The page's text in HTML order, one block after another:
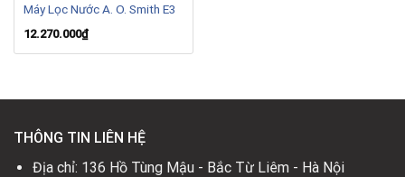
Máy Lọc Nước A. O. Smith E3
12.270.000₫
THÔNG TIN LIÊN HỆ
Địa chỉ: 136 Hồ Tùng Mậu - Bắc Từ Liêm - Hà Nội